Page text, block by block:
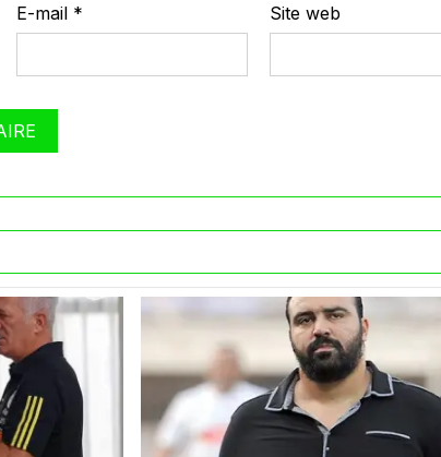
E-mail * Site web